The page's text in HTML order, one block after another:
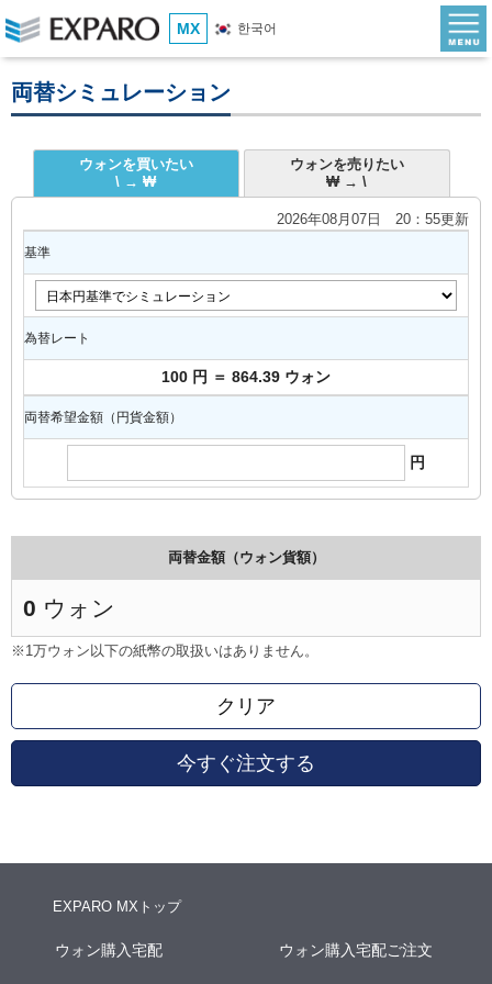
MX 한국어
両替シミュレーション
ウォンを買いたい
\ → ₩
ウォンを売りたい
₩ → \
2026年08月07日 20：55更新
基準
為替レート
100 円 ＝ 864.39 ウォン
両替希望金額（円貨金額）
円
両替金額（ウォン貨額）
0 ウォン
※1万ウォン以下の紙幣の取扱いはありません。
クリア
今すぐ注文する
EXPARO MXトップ
ウォン購入宅配 ウォン購入宅配ご注文